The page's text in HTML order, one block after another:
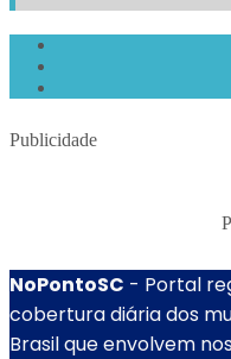
Publicidade
NoPontoSC - Portal
cobertura diária dos
Brasil que envolvem